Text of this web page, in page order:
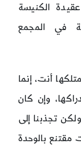
الكنيسة
في المجمع
أنت، إنما
وإن كان
تجذبنا إلى
مقتنع بالوحدة